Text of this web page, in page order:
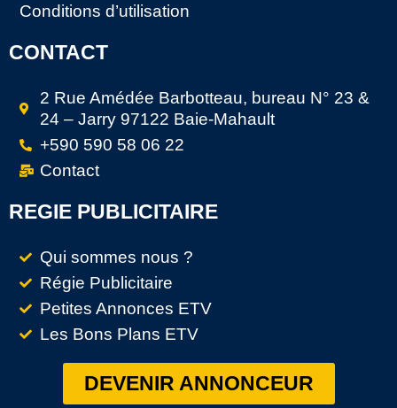
Conditions d’utilisation
CONTACT
2 Rue Amédée Barbotteau, bureau N° 23 &
24 – Jarry 97122 Baie-Mahault
+590 590 58 06 22
Contact
REGIE PUBLICITAIRE
Qui sommes nous ?
Régie Publicitaire
Petites Annonces ETV
Les Bons Plans ETV
DEVENIR ANNONCEUR